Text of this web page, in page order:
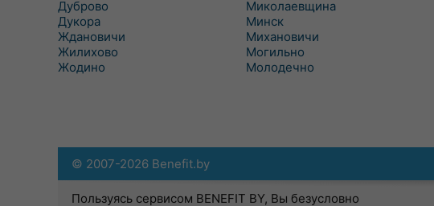
Дуброво
Дукора
Ждановичи
Жилихово
Жодино
Миколаевщина
Минск
Михановичи
Могильно
Молодечно
© 2007-2026 Benefit.by
Пользуясь сервисом BENEFIT BY, Вы безусловно